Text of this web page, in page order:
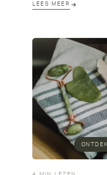
LEES MEER